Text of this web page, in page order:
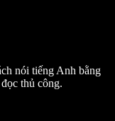
nói tiếng Anh bằng
thủ công.